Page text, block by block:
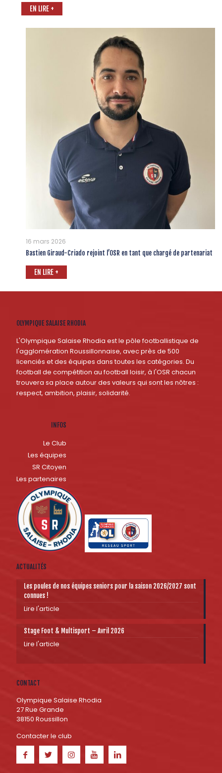
EN LIRE +
16 mars 2026
Bastien Giraud-Criado rejoint l’OSR en tant que chargé de partenariat
EN LIRE +
OLYMPIQUE SALAISE RHODIA
L'Olympique Salaise Rhodia est le pôle footballistique de
l'agglomération Roussillonnaise, avec près de 500
licenciés et des équipes dans toutes les catégories. Du
football de compétition au football loisir, à l'OSR chacun
trouvera sa place autour des valeurs qui sont les nôtres :
respect, ambition, plaisir, solidarité.
INFOS
Le Club
Les équipes
SR Citoyen
Les partenaires
ACTUALITÉS
Les poules de nos équipes seniors pour la saison 2026/2027 sont
connues !
Lire l'article
Stage Foot & Multisport – Avril 2026
Lire l'article
CONTACT
Olympique Salaise Rhodia
27 Rue Grande
38150 Roussillon
Contacter le club